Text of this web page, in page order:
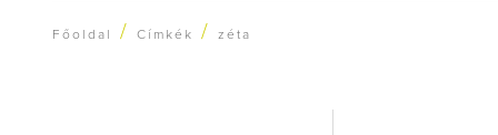
Főoldal /Címkék /zéta